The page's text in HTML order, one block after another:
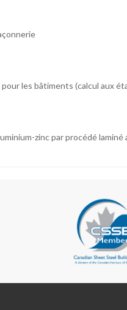
pour les bâtiments (calcul aux
zinc par procédé laminé